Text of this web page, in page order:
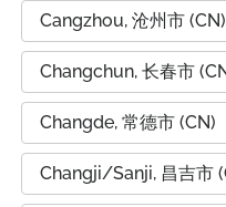
Cangzhou, 沧州市 (CN)
Changchun, 长春市
Changde, 常德市 (CN)
Changji/Sanji, 昌吉市